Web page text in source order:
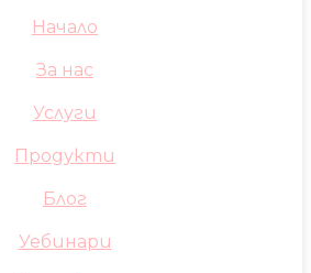
Начало
За нас
Услуги
Продукти
Блог
Уебинари